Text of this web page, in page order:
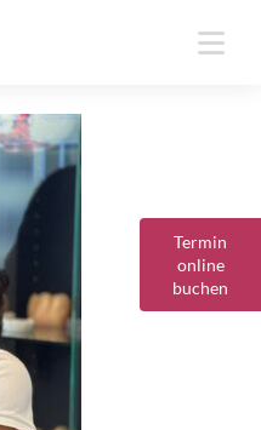
Termin
online
buchen